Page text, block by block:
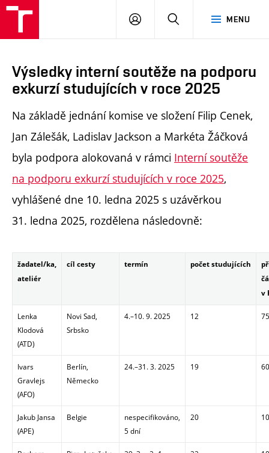
MENU
PŘIHLÁSIT
Výsledky interní soutěže na podporu
exkurzí studujících v roce 2025
Na základě jednání komise ve složení Filip Cenek,
Jan Zálešák, Ladislav Jackson a Markéta Žáčková
byla podpora alokovaná v rámci Interní soutěže
na podporu exkurzí studujících v roce 2025,
vyhlášené dne 10. ledna 2025 s uzávěrkou
31. ledna 2025, rozdělena následovně:
žadatel/ka,
ateliér
cíl cesty termín počet studujících
v
Lenka
Klodová
(ATD)
Novi Sad,
Srbsko
4.–10. 9. 2025 12
Ivars
Gravlejs
(AFO)
Berlín,
Německo
24.–31. 3. 2025 19
Jakub Jansa
(APE)
Belgie
nespecifikováno,
5 dní
20